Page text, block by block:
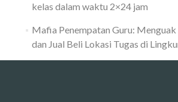
kelas dalam waktu 2×24 jam
Mafia Penempatan Guru:
dan Jual Beli Lokasi Tugas di